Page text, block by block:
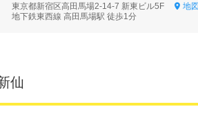
東京都新宿区高田馬場2-14-7 新東ビル5F
地
地下鉄東西線 高田馬場駅 徒歩1分
仙